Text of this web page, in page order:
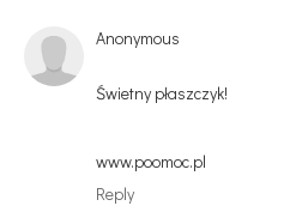
Anonymous
Świetny płaszczyk!
www.poomoc.pl
Reply